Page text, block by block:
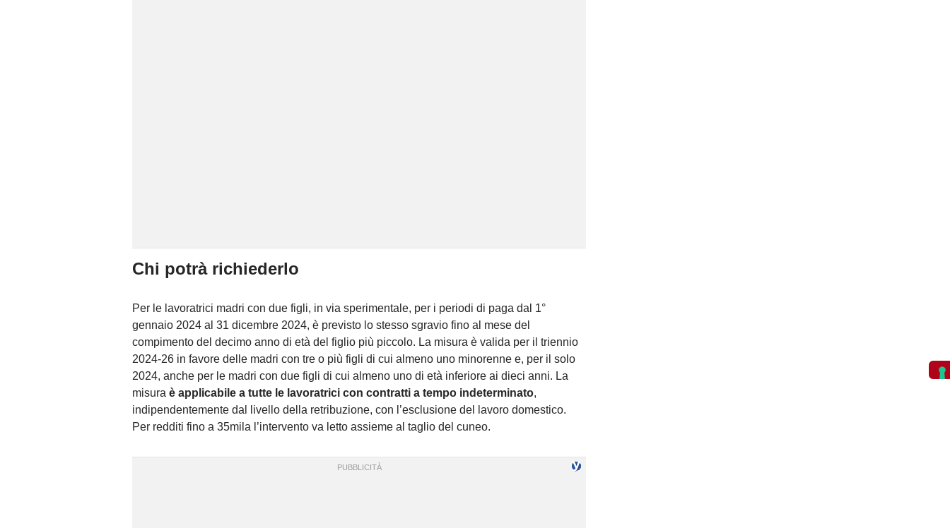
Chi potrà richiederlo
Per le lavoratrici madri con due figli, in via sperimentale, per i periodi di paga dal 1°
gennaio 2024 al 31 dicembre 2024, è previsto lo stesso sgravio fino al mese del
compimento del decimo anno di età del figlio più piccolo. La misura è valida per il triennio
2024-26 in favore delle madri con tre o più figli di cui almeno uno minorenne e, per il solo
2024, anche per le madri con due figli di cui almeno uno di età inferiore ai dieci anni. La
misura è applicabile a tutte le lavoratrici con contratti a tempo indeterminato,
indipendentemente dal livello della retribuzione, con l’esclusione del lavoro domestico.
Per redditi fino a 35mila l’intervento va letto assieme al taglio del cuneo.